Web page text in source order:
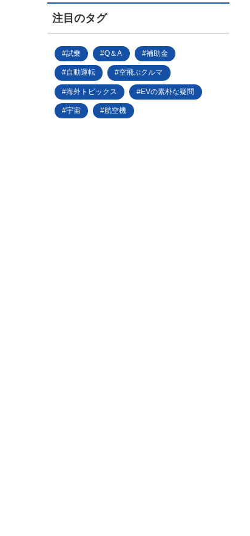
注目のタグ
試乗 Q＆A 補助金
自動運転 空飛ぶクルマ
海外トピックス EVの素朴な疑問
宇宙 航空機